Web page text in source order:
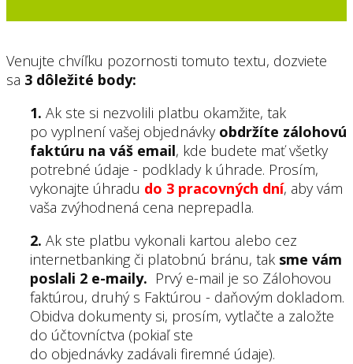
Venujte chvíľku pozornosti tomuto textu, dozviete
sa 3 dôležité body:
1. Ak ste si nezvolili platbu okamžite, tak
po vyplnení vašej objednávky obdržíte zálohovú
faktúru na váš email, kde budete mať všetky
potrebné údaje - podklady k úhrade. Prosím,
vykonajte úhradu do 3 pracovných dní, aby vám
vaša zvýhodnená cena neprepadla.
2. Ak ste platbu vykonali kartou alebo cez
internetbanking či platobnú bránu, tak sme vám
poslali 2 e-maily. Prvý e-mail je so Zálohovou
faktúrou, druhý s Faktúrou - daňovým dokladom.
Obidva dokumenty si, prosím, vytlačte a založte
do účtovníctva (pokiaľ ste
do objednávky zadávali firemné údaje).